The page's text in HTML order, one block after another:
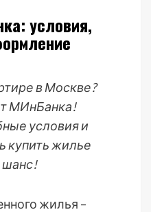
условия,
в Москве?
МИнБанка!
условия и
купить жилье
шанс!
жилья –